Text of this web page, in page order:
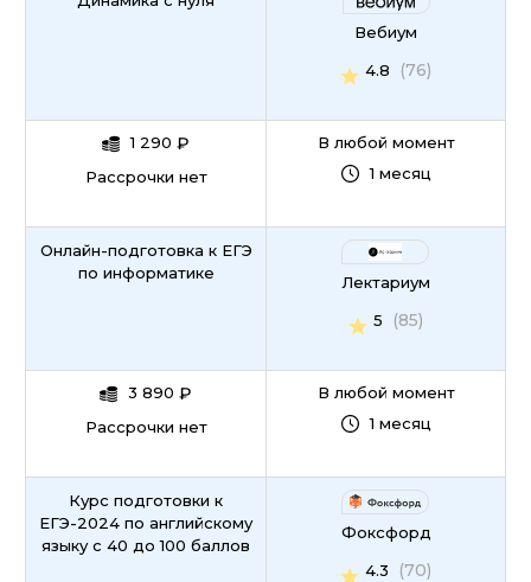
1 290 ₽
Рассрочки нет
Вебиум
4.8
(76)
В любой момент
1 месяц
Онлайн-подготовка к ЕГЭ
по информатике
3 890 ₽
Рассрочки нет
Лектариум
5
(85)
В любой момент
1 месяц
Курс подготовки к
ЕГЭ-2024 по английскому
языку с 40 до 100 баллов
Фоксфорд
4.3
(70)